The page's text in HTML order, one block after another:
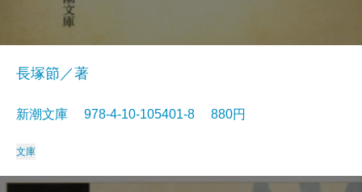
長塚節／著
新潮文庫 978-4-10-105401-8 880円
文庫